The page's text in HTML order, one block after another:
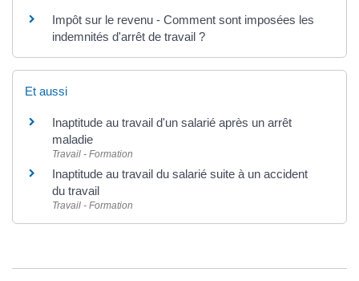
Impôt sur le revenu - Comment sont imposées les
indemnités d'arrêt de travail ?
Et aussi
Inaptitude au travail d'un salarié après un arrêt
maladie
Travail - Formation
Inaptitude au travail du salarié suite à un accident
du travail
Travail - Formation